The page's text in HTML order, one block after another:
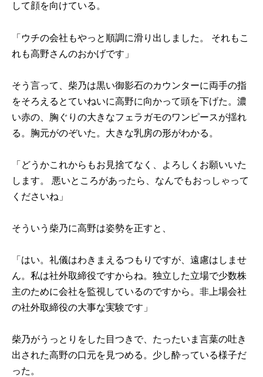
して顔を向けている。
「ウチの会社もやっと順調に滑り出しました。 それもこ
れも高野さんのおかげです」
そう言って、柴乃は黒い御影石のカウンターに両手の指
をそろえるとていねいに高野に向かって頭を下げた。濃
い赤の、胸ぐりの大きなフェラガモのワンピースが揺れ
る。胸元がのぞいた。大きな乳房の形がわかる。
「どうかこれからもお見捨てなく、よろしくお願いいた
します。 悪いところがあったら、なんでもおっしゃって
くださいね」
そういう柴乃に高野は姿勢を正すと、
「はい。礼儀はわきまえるつもりですが、遠慮はしませ
ん。私は社外取締役ですからね。独立した立場で少数株
主のために会社を監視しているのですから。非上場会社
の社外取締役の大事な実験です」
柴乃がうっとりをした目つきで、たったいま言葉の吐き
出された高野の口元を見つめる。少し酔っている様子だ
った。